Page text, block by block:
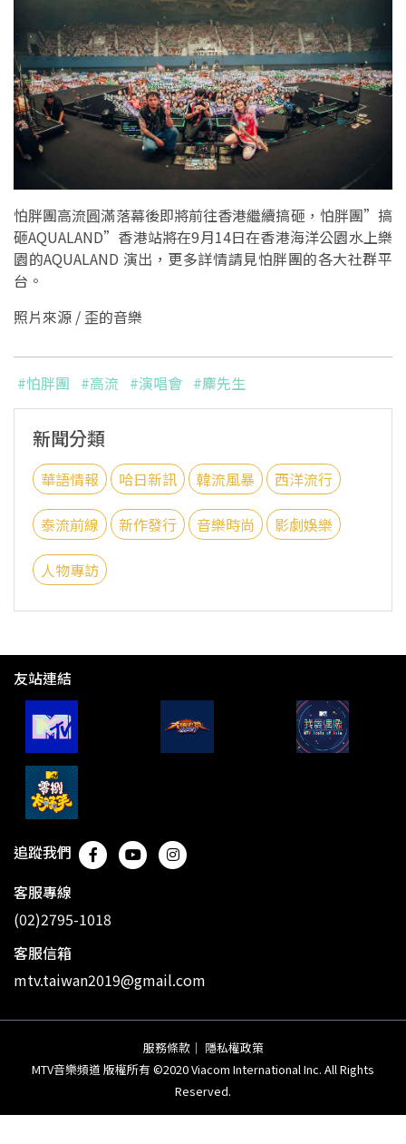
怕胖團高流圓滿落幕後即將前往香港繼續搞砸，怕胖團”搞
砸AQUALAND”香港站將在9月14日在香港海洋公園水上樂
園的AQUALAND 演出，更多詳情請見怕胖團的各大社群平
台。
照片來源 / 歪的音樂
#怕胖團 #高流 #演唱會 #麋先生
新聞分類
華語情報 哈日新訊 韓流風暴 西洋流行
泰流前線 新作發行 音樂時尚 影劇娛樂
人物專訪
友站連結
追蹤我們
客服專線
(02)2795-1018
客服信箱
mtv.taiwan2019@gmail.com
服務條款 ｜ 隱私權政策
MTV音樂頻道 版權所有 ©2020 Viacom International Inc. All Rights
Reserved.